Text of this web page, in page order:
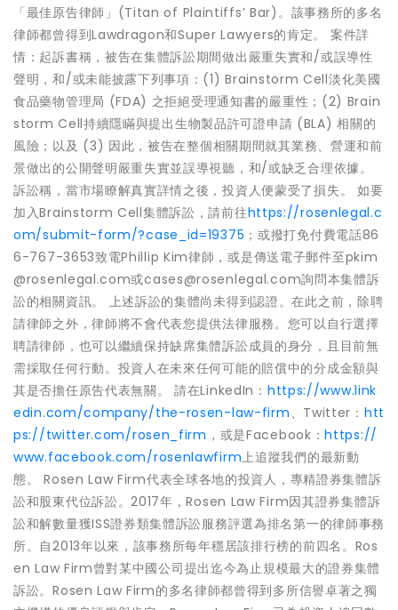
「最佳原告律師」(Titan of Plaintiffs’ Bar)。該事務所的多名
律師都曾得到Lawdragon和Super Lawyers的肯定。 案件詳
情：起訴書稱，被告在集體訴訟期間做出嚴重失實和/或誤導性
聲明，和/或未能披露下列事項：(1) Brainstorm Cell淡化美國
食品藥物管理局 (FDA) 之拒絕受理通知書的嚴重性；(2) Brain
storm Cell持續隱瞞與提出生物製品許可證申請 (BLA) 相關的
風險；以及 (3) 因此，被告在整個相關期間就其業務、營運和前
景做出的公開聲明嚴重失實並誤導視聽，和/或缺乏合理依據。
訴訟稱，當市場瞭解真實詳情之後，投資人便蒙受了損失。 如要
加入Brainstorm Cell集體訴訟，請前往https://rosenlegal.c
om/submit-form/?case_id=19375 ；或撥打免付費電話86
6-767-3653致電Phillip Kim律師，或是傳送電子郵件至pkim
@rosenlegal.com或cases@rosenlegal.com詢問本集體訴
訟的相關資訊。 上述訴訟的集體尚未得到認證。在此之前，除聘
請律師之外，律師將不會代表您提供法律服務。您可以自行選擇
聘請律師，也可以繼續保持缺席集體訴訟成員的身分，且目前無
需採取任何行動。投資人在未來任何可能的賠償中的分成金額與
其是否擔任原告代表無關。 請在LinkedIn： https://www.link
edin.com/company/the-rosen-law-firm 、Twitter： htt
ps://twitter.com/rosen_firm ，或是Facebook：https://
www.facebook.com/rosenlawfirm上追蹤我們的最新動
態。 Rosen Law Firm代表全球各地的投資人，專精證券集體訴
訟和股東代位訴訟。2017年，Rosen Law Firm因其證券集體訴
訟和解數量獲ISS證券類集體訴訟服務評選為排名第一的律師事務
所。自2013年以來，該事務所每年穩居該排行榜的前四名。Ros
en Law Firm曾對某中國公司提出迄今為止規模最大的證券集體
訴訟。Rosen Law Firm的多名律師都曾得到多所信譽卓著之獨